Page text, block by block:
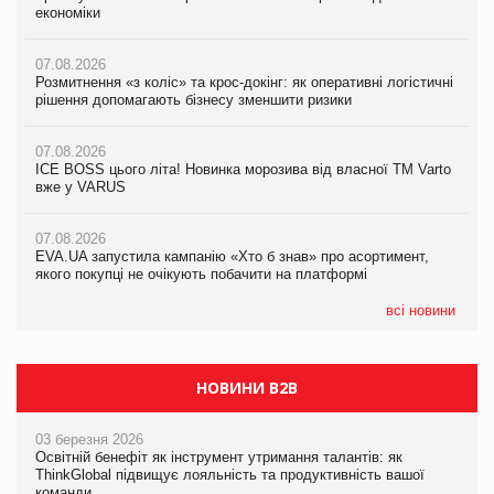
економіки
07.08.2026
Розмитнення «з коліс» та крос-докінг: як оперативні логістичні
рішення допомагають бізнесу зменшити ризики
07.08.2026
ICE BOSS цього літа! Новинка морозива від власної ТМ Varto
вже у VARUS
07.08.2026
EVA.UA запустила кампанію «Хто б знав» про асортимент,
якого покупці не очікують побачити на платформі
всі новини
ICE BOSS цього літа! Новинка морозива від власної ТМ Varto
07.08.2026
EVA.UA запустила кампанію «Хто б знав» про асортимент,
06.08.2026
Смачна новинка для хвостатих: у VARUS з’явилися паучі
05.08.2026
Мережа супермаркетів VARUS купує мережу магазинів
економіки
07.08.2026
Kraft Heinz скоротила збиток у першому півріччі
Продажі Hugo Boss впали на 9%
НОВИНИ B2B
03 березня 2026
Освітній бенефіт як інструмент утримання талантів: як
ThinkGlobal підвищує лояльність та продуктивність вашої